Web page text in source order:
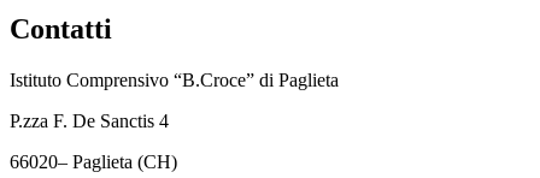
Contatti
Istituto Comprensivo “B.Croce” di Paglieta
P.zza F. De Sanctis 4
66020– Paglieta (CH)